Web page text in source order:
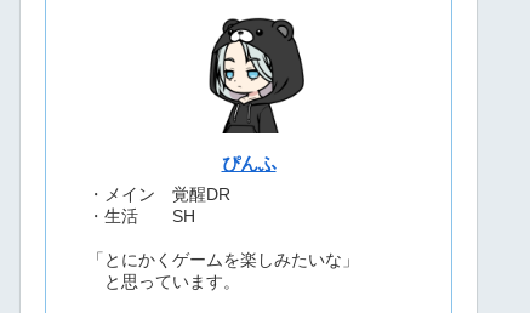
ぴんふ
・メイン 覚醒DR
・生活 SH
「とにかくゲームを楽しみたいな」
と思っています。